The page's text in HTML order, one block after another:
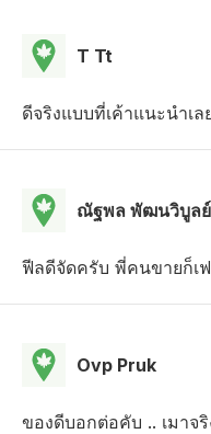
T Tt
ดีจริงแบบที่เค้าแนะนำเ
ณัฐพล พัฒนวิบูลย์
ฟีลดีจัดครับ พี่คนขายก็เ
Ovp Pruk
ของดีบอกต่อคับ .. เมาจริ